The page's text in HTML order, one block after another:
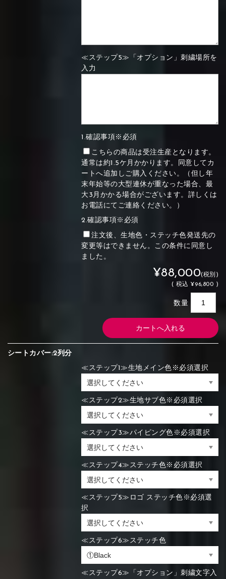
≪ステップ5≫「オプション」刺繍場所を
入力
1.確認事項※必須
こちらの商品は受注生産となります。
通常は約1.5ケ月かかります。同意してカ
ートへ追加しご購入ください。（但し年
末年始等の大型連休が重なった場合、最
大3月かかる場合がございます。詳しくは
お電話にてご連絡ください。）
2.確認事項※必須
注文後、生地色・ステッチ色発送先の
変更等はできません。この条件に同意し
ました。
¥88,000(税別)
( 税込 ¥96,800 )
数量
シートカバー:2列分
≪ステップ1≫生地メイン色※必須選択
≪ステップ2≫生地サブ色※必須選択
≪ステップ3≫パイピング色※必須選択
≪ステップ4≫ステッチ色※必須選択
≪ステップ5≫ロゴ ステッチ色※必須選
択
≪ステップ6≫ステッチ色
≪ステップ6≫「オプション」刺繍文字入